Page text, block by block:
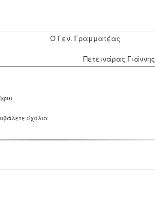
Ο Γεν. Γραμματέας
Πετεινάρας Γιάννης
σχόλια